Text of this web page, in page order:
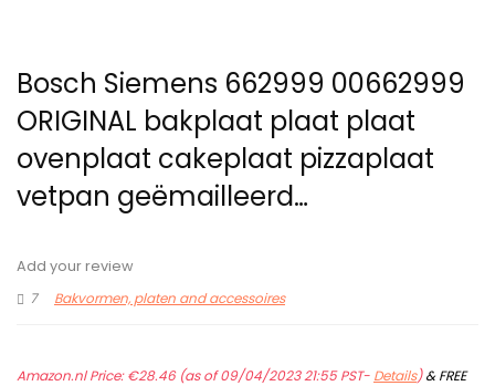
Bosch Siemens 662999 00662999
ORIGINAL bakplaat plaat plaat
ovenplaat cakeplaat pizzaplaat
vetpan geëmailleerd…
Add your review
7
Bakvormen, platen and accessoires
Amazon.nl Price:€28.46(as of 09/04/2023 21:55 PST- Details)&FREE